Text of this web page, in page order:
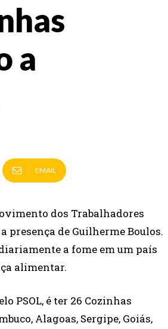
a
EMAIL
dos Trabalhadores
presença de Guilherme Boulos.
a fome em um país
alimentar.
PSOL, é ter 26 Cozinhas
Alagoas, Sergipe, Goiás,